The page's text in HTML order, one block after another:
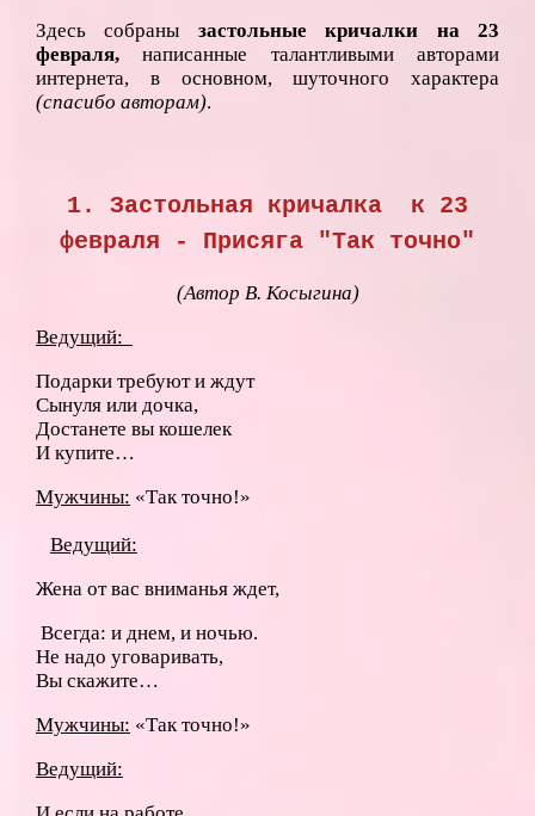
Здесь собраны застольные кричалки на 23
февраля,написанные талантливыми авторами
интернета, в основном, шуточного характера
(спасибо авторам).
1. Застольная кричалка к 23
февраля - Присяга "Так точно"
(Автор В. Косыгина)
Ведущий:
Подарки требуют и ждут
Сынуля или дочка,
Достанете вы кошелек
И купите…
Мужчины: «Так точно!»
Ведущий:
Жена от вас вниманья ждет,
Всегда: и днем, и ночью.
Не надо уговаривать,
Вы скажите…
Мужчины: «Так точно!»
Ведущий: